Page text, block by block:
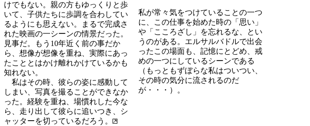
けでもない。親の方もゆっくりと歩
いて、子供たちに歩調を合わしてい
るようにも思えない。まるで完成さ
れた映画の一シーンの情景だった。
見事だ。もう10年近く前の事だか
ら、想像が想像を重ね、実際にあっ
たこととはかけ離れかけているかも
知れない。
私はその時、彼らの姿に感動して
しまい、写真を撮ることができなか
った。経験を重ね、場慣れした今な
ら、走り出して彼らに追いつき、シ
ャッターを切っているだろう。
私が常々気をつけていることの一つ
に、この仕事を始めた時の「思い」
や「こころざし」を忘れるな、とい
うのがある。エルサルバドルで出会
ったこの場面も、記憶にとどめ、戒
めの一つにしているシーンである
（もっともずぼらな私はついつい、
その時の気分に流されるのだ
が・・・）。